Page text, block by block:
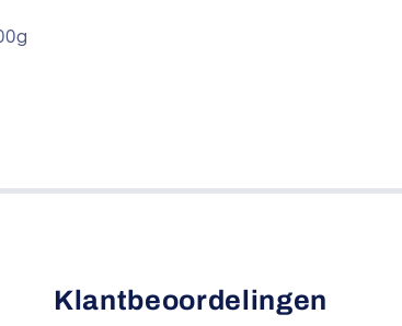
Klantbeoordelingen